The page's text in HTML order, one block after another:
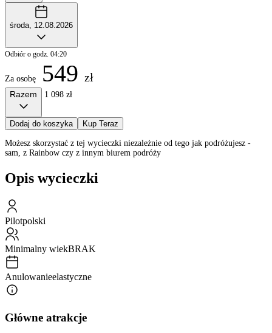
środa, 12.08.2026
Odbiór o godz. 04:20
Za osobę 549 zł
Razem 1 098 zł
Dodaj do koszyka Kup Teraz
Możesz skorzystać z tej wycieczki niezależnie od tego jak podróżujesz -
sam, z Rainbow czy z innym biurem podróży
Opis wycieczki
Pilotpolski
Minimalny wiekBRAK
Anulowanieelastyczne
Główne atrakcje